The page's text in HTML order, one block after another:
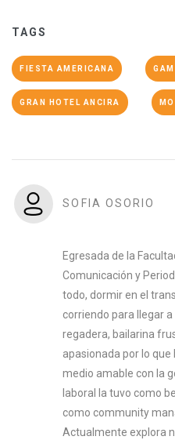
TAGS
FIESTA AMERICANA
GRAN HOTEL ANCIRA
SOFIA OSORIO
Egresada de la
Comunicación y
todo, dormir en el
corriendo para llegar
regadera, bailarina
apasionada por lo que
medio amable con la
laboral la tuvo como
como community
Actualmente explora